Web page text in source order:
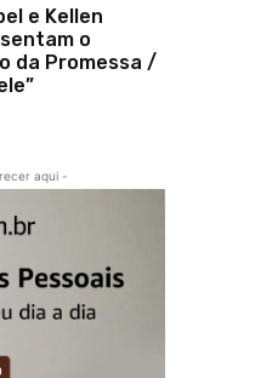
e Kellen
o
da Promessa /
aqui -